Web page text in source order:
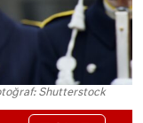
Shutterstock